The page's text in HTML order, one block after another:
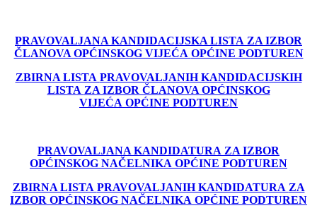
PRAVOVALJANA KANDIDACIJSKA LISTA ZA IZBOR
ČLANOVA OPĆINSKOG VIJEĆA OPĆINE PODTUREN
ZBIRNA LISTA PRAVOVALJANIH KANDIDACIJSKIH
LISTA ZA IZBOR ČLANOVA OPĆINSKOG
VIJEĆA OPĆINE PODTUREN
PRAVOVALJANA KANDIDATURA ZA IZBOR
OPĆINSKOG NAČELNIKA OPĆINE PODTUREN
ZBIRNA LISTA PRAVOVALJANIH KANDIDATURA ZA
IZBOR OPĆINSKOG NAČELNIKA OPĆINE PODTUREN